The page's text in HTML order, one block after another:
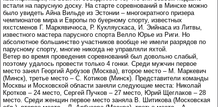
встали на парусную доску. На старте соревнований в Минске можно
было увидеть Айна Вильде из Эстонии – многократного призера
чемпионатов мира и Европы по буерному спорту, известных
яхстсменов Г. Маркявичюса, Р. Кукляускаса, И. Эийнаса из Литвы,
известного мастера парусного спорта Велло Юрье из Риги. Но
абсолютное большинство участников вообще не имели разрядов по
парусному спорту, многие никогда не управляли яхтой.
Ветер во время проведения соревнований был довольно слабый,
поэтому удалось провести только 4 гонки. Среди мужчин первое
место занял Георгий Арбузов (Москва), второе место – М. Маркевич
(Минск), третье место – С. Котиков (Минск). Представители команды
Москвы и Московской области заняли следующие места: Николай
Кротков – 24 место, Сергей Пучков – 27 место, Юрий Щеглаков – 28
место. Среди женщин первое место заняла В. Шитикова (Московская